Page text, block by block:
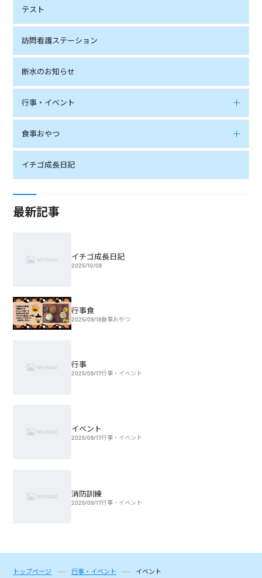
テスト
訪問看護ステーション
断水のお知らせ
行事・イベント
食事おやつ
イチゴ成長日記
最新記事
イチゴ成長日記
2025/10/08
行事食
2025/09/18食事おやつ
行事
2025/09/17行事・イベント
イベント
2025/09/17行事・イベント
消防訓練
2025/09/17行事・イベント
トップページ 行事・イベント イベント